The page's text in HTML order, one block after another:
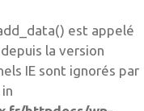
est appelé
depuis la version
IE sont ignorés par